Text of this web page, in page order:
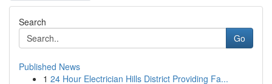
Search
Go
Published News
1 24 Hour Electrician Hills District Providing Fa...